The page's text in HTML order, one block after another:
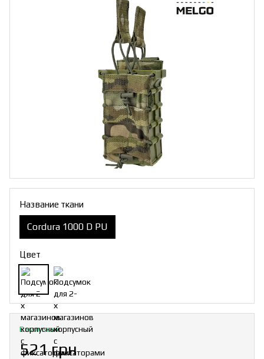
Название ткани
Cordura 1000 D PU
Цвет
В наличии
521 грн